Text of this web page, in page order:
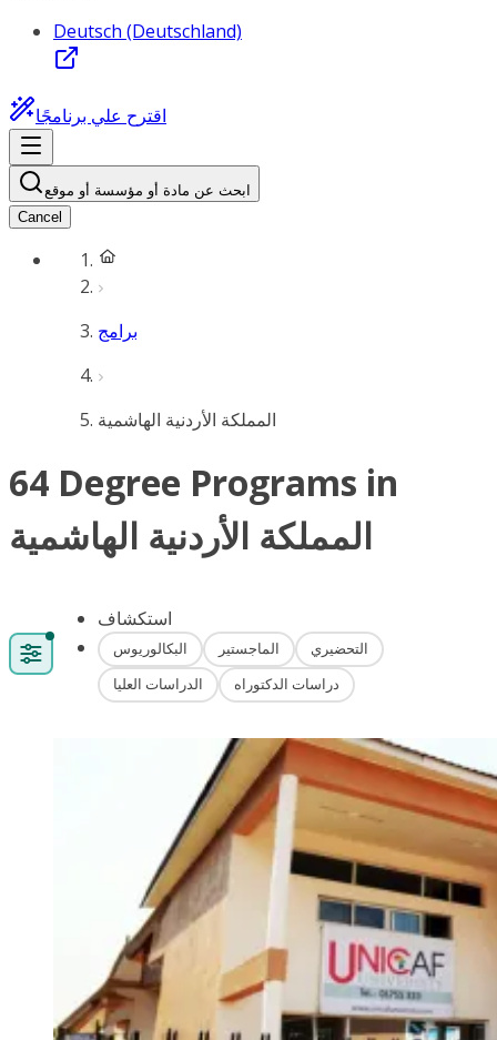
Deutsch (Deutschland)
اقترح علي برنامجًا
ابحث عن مادة أو مؤسسة أو موقع
Cancel
برامج
المملكة الأردنية الهاشمية
64 Degree Programs in
المملكة الأردنية الهاشمية
استكشاف
البكالوريوس الماجستير
التحضيري
الدراسات العليا
دراسات الدكتوراه